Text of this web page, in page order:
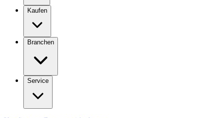
Kaufen
Branchen
Service